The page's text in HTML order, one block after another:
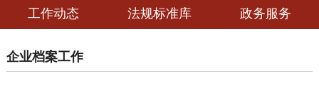
工作动态 法规标准库 政务服务
企业档案工作